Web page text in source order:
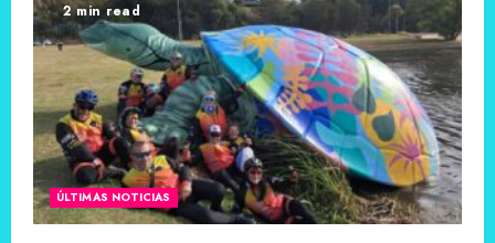
2 min read
ÚLTIMAS NOTICIAS